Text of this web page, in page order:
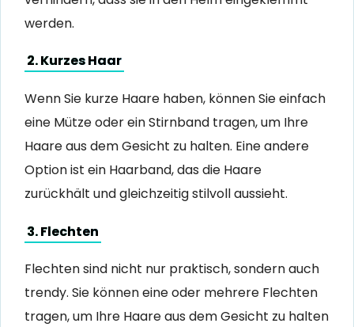
werden.
2. Kurzes Haar
Wenn Sie kurze Haare haben, können Sie einfach
eine Mütze oder ein Stirnband tragen, um Ihre
Haare aus dem Gesicht zu halten. Eine andere
Option ist ein Haarband, das die Haare
zurückhält und gleichzeitig stilvoll aussieht.
3. Flechten
Flechten sind nicht nur praktisch, sondern auch
trendy. Sie können eine oder mehrere Flechten
tragen, um Ihre Haare aus dem Gesicht zu halten